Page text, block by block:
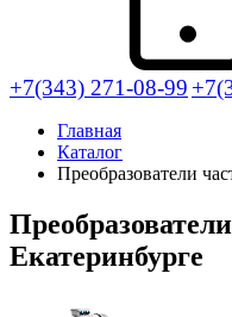
+7(343) 271-08-99
Главная
Каталог
Преобразователи
Екатеринбурге